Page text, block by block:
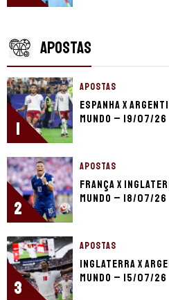
APOSTAS
1
APOSTAS
Espanha x
Mundo – 19/07/26
2
APOSTAS
França x
Mundo – 18/07/26
3
APOSTAS
Inglaterra x
Mundo – 15/07/26